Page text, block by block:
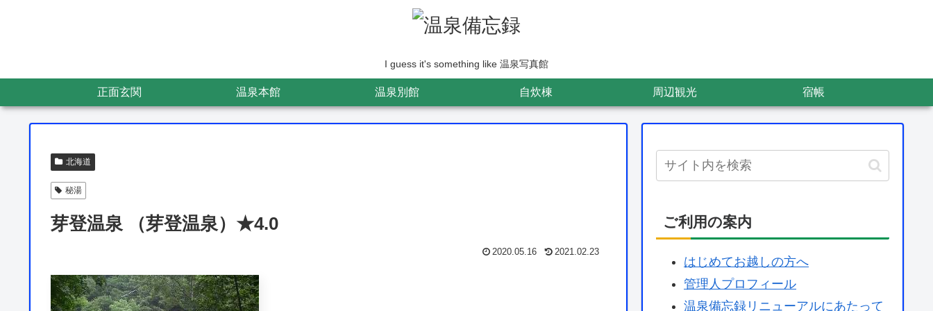
I guess it's something like 温泉写真館
正面玄関 温泉本館 温泉別館 自炊棟 周辺観光 宿帳
北海道
秘湯
芽登温泉 （芽登温泉）★4.0
2020.05.16 2021.02.23
ご利用の案内
はじめてお越しの方へ
管理人プロフィール
温泉備忘録リニューアルにあたって